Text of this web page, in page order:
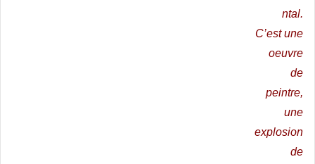
ntal.
C’est une
oeuvre
de
peintre,
une
explosion
de